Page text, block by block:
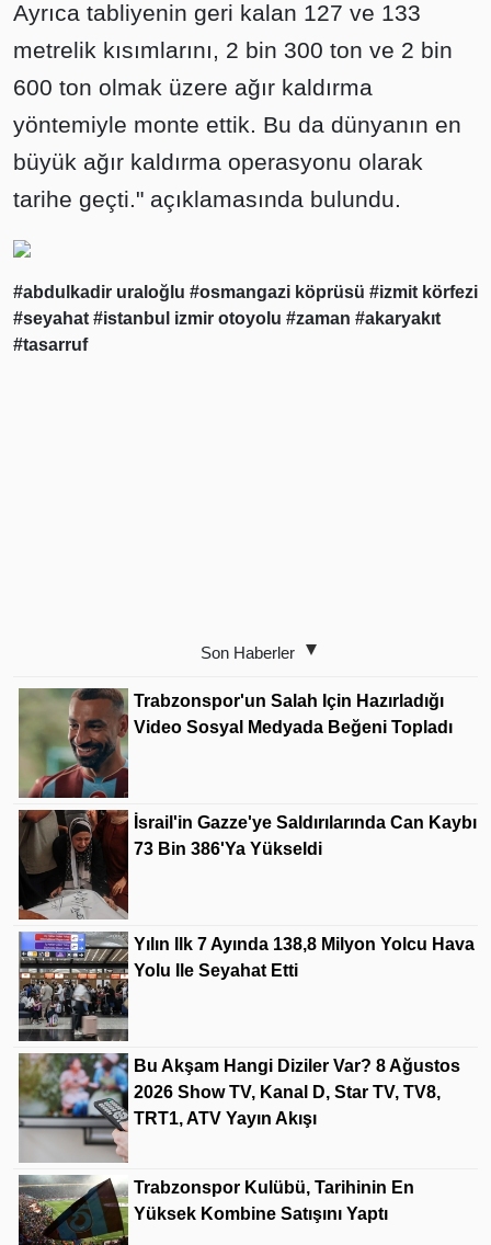
Ayrıca tabliyenin geri kalan 127 ve 133
metrelik kısımlarını, 2 bin 300 ton ve 2 bin
600 ton olmak üzere ağır kaldırma
yöntemiyle monte ettik. Bu da dünyanın en
büyük ağır kaldırma operasyonu olarak
tarihe geçti." açıklamasında bulundu.
#abdulkadir uraloğlu #osmangazi köprüsü #izmit körfezi
#seyahat #istanbul izmir otoyolu #zaman #akaryakıt
#tasarruf
Son Haberler
Trabzonspor'un Salah Için Hazırladığı
Video Sosyal Medyada Beğeni Topladı
İsrail'in Gazze'ye Saldırılarında Can Kaybı
73 Bin 386'ya Yükseldi
Yılın Ilk 7 Ayında 138,8 Milyon Yolcu Hava
Yolu Ile Seyahat Etti
Bu Akşam Hangi Diziler Var? 8 Ağustos
2026 Show TV, Kanal D, Star TV, TV8,
TRT1, ATV Yayın Akışı
Trabzonspor Kulübü, Tarihinin En
Yüksek Kombine Satışını Yaptı